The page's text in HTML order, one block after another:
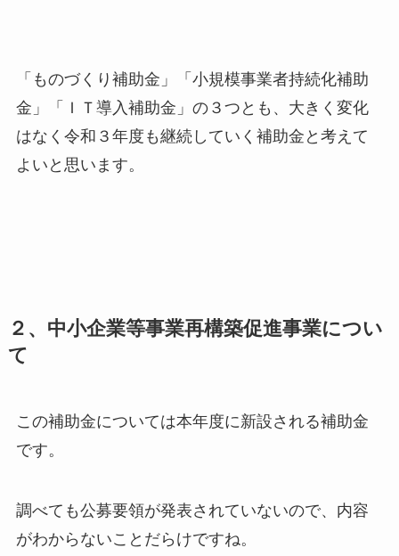
「ものづくり補助金」「小規模事業者持続化補助
金」「ＩＴ導入補助金」の３つとも、大きく変化
はなく令和３年度も継続していく補助金と考えて
よいと思います。
２、中小企業等事業再構築促進事業につい
て
この補助金については本年度に新設される補助金
です。
調べても公募要領が発表されていないので、内容
がわからないことだらけですね。